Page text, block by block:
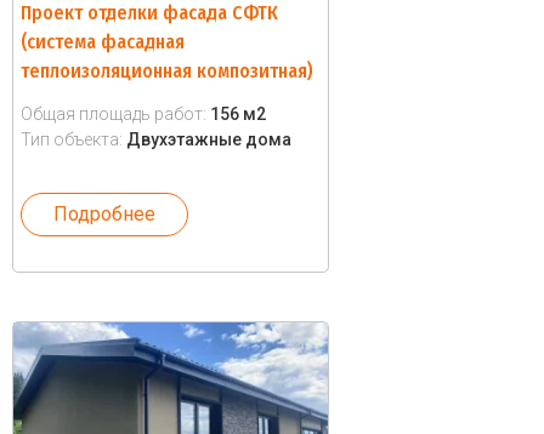
Проект отделки фасада СФТК
(система фасадная
теплоизоляционная композитная)
Общая площадь работ: 156 м2
Тип объекта: Двухэтажные дома
Подробнее